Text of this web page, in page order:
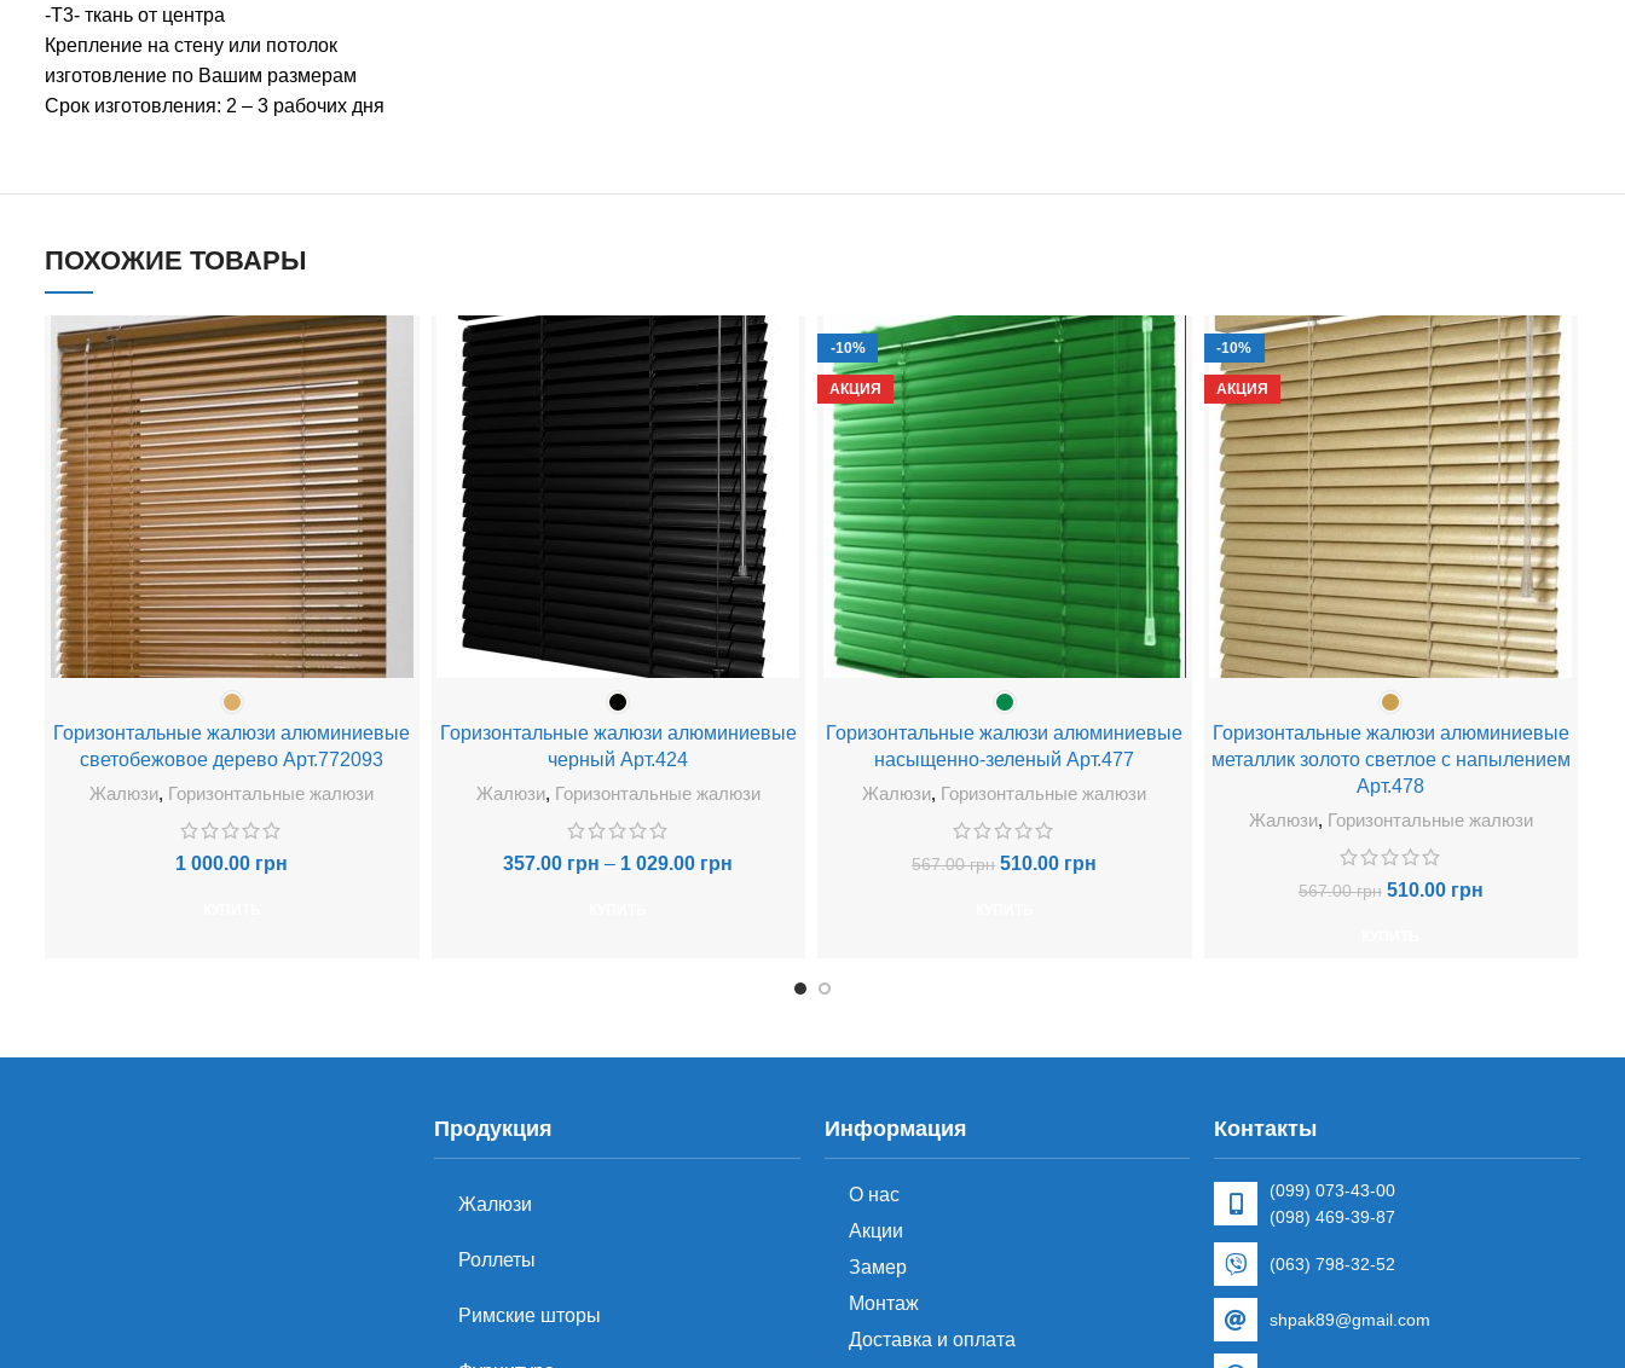
-T3- ткань от центра
Крепление на стену или потолок
изготовление по Вашим размерам
Срок изготовления: 2 – 3 рабочих дня
ПОХОЖИЕ ТОВАРЫ
Горизонтальные жалюзи алюминиевые
светобежовое дерево Арт.772093
Жалюзи, Горизонтальные жалюзи
1 000.00 грн
Горизонтальные жалюзи алюминиевые
черный Арт.424
Жалюзи, Горизонтальные жалюзи
357.00 грн – 1 029.00 грн
-10%
АКЦИЯ
Горизонтальные жалюзи алюминиевые
насыщенно-зеленый Арт.477
Жалюзи, Горизонтальные жалюзи
567.00грн 510.00 грн
-10%
АКЦИЯ
Горизонтальные жалюзи алюминиевые
металлик золото светлое с напылением
Арт.478
Жалюзи, Горизонтальные жалюзи
567.00грн 510.00 грн
Продукция
Жалюзи
Роллеты
Римские шторы
Информация
О нас
Акции
Замер
Монтаж
Доставка и оплата
Контакты
(099) 073-43-00
(098) 469-39-87
(063) 798-32-52
shpak89@gmail.com